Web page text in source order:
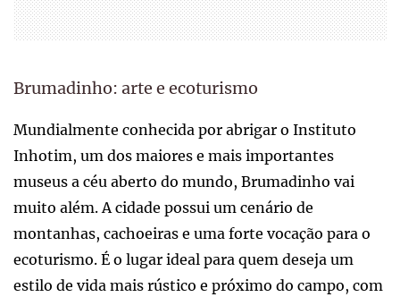
Brumadinho: arte e ecoturismo
Mundialmente conhecida por abrigar o Instituto
Inhotim, um dos maiores e mais importantes
museus a céu aberto do mundo, Brumadinho vai
muito além. A cidade possui um cenário de
montanhas, cachoeiras e uma forte vocação para o
ecoturismo. É o lugar ideal para quem deseja um
estilo de vida mais rústico e próximo do campo, com